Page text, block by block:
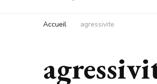
Accueil agressivite